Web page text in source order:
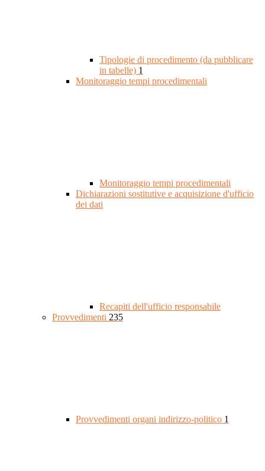
Tipologie di procedimento (da pubblicare
in tabelle) 1
Monitoraggio tempi procedimentali
Monitoraggio tempi procedimentali
Dichiarazioni sostitutive e acquisizione d'ufficio
dei dati
Recapiti dell'ufficio responsabile
Provvedimenti 235
Provvedimenti organi indirizzo-politico 1